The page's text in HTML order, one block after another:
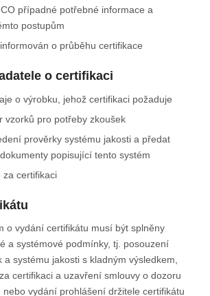
případné potřebné informace a
postupům
o průběhu certifikace
o certifikaci
o výrobku, jehož certifikaci požaduje
vzorků pro potřeby zkoušek
prověrky systému jakosti a předat
popisující tento systém
za certifikaci
o vydání certifikátu musí být splněny
a systémové podmínky, tj. posouzení
a systému jakosti s kladným výsledkem,
certifikaci a uzavření smlouvy o dozoru
nebo vydání prohlášení držitele certifikátu